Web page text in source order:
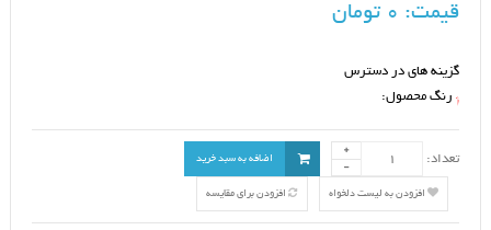
قیمت:
گزینه های در دسترس
* رنگ محصول:
تعداد: اضافه به سبد خرید
افزودن به لیست دلخواه افزودن برای مقایسه